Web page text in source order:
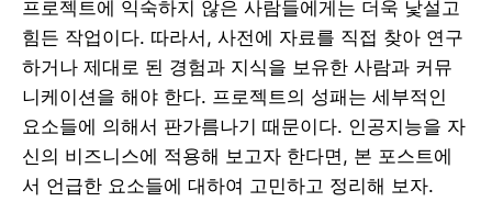
프로젝트에 익숙하지 않은 사람들에게는 더욱 낯설고
힘든 작업이다. 따라서, 사전에 자료를 직접 찾아 연구
하거나 제대로 된 경험과 지식을 보유한 사람과 커뮤
니케이션을 해야 한다. 프로젝트의 성패는 세부적인
요소들에 의해서 판가름나기 때문이다. 인공지능을 자
신의 비즈니스에 적용해 보고자 한다면, 본 포스트에
서 언급한 요소들에 대하여 고민하고 정리해 보자.